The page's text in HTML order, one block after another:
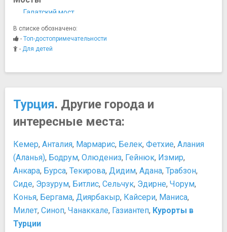
Галатский мост
Музеи
Ледяной музей
Музей Игрушек
Музей Невинности
Музей Сакип Сабанчи
Современный музей Стамбула
Ночная жизнь, рестораны, кабаре
Sans Restaurant
Бар Arsen Lupen
Кафе Пьер Лоти
Ночной клуб "Индиго"
Ночной клуб "Рейна"
В списке обозначено:
- Топ-достопримечательности
- Для детей
Турция. Другие города и
интересные места:
Кемер, Анталия, Мармарис, Белек, Фетхие, Алания
(Аланья), Бодрум, Олюдениз, Гейнюк, Измир,
Анкара, Бурса, Текирова, Дидим, Адана, Трабзон,
Сиде, Эрзурум, Битлис, Сельчук, Эдирне, Чорум,
Конья, Бергама, Диярбакыр, Кайсери, Маниса,
Милет, Синоп, Чанаккале, Газиантеп, Курорты в
Турции